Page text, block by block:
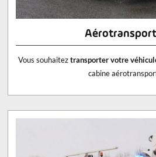
Vous souhaiteztransporter votre
cabine